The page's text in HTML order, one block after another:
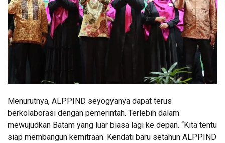
Menurutnya, ALPPIND seyogyanya dapat terus
berkolaborasi dengan pemerintah. Terlebih dalam
mewujudkan Batam yang luar biasa lagi ke depan. “Kita tentu
siap membangun kemitraan. Kendati baru setahun ALPPIND